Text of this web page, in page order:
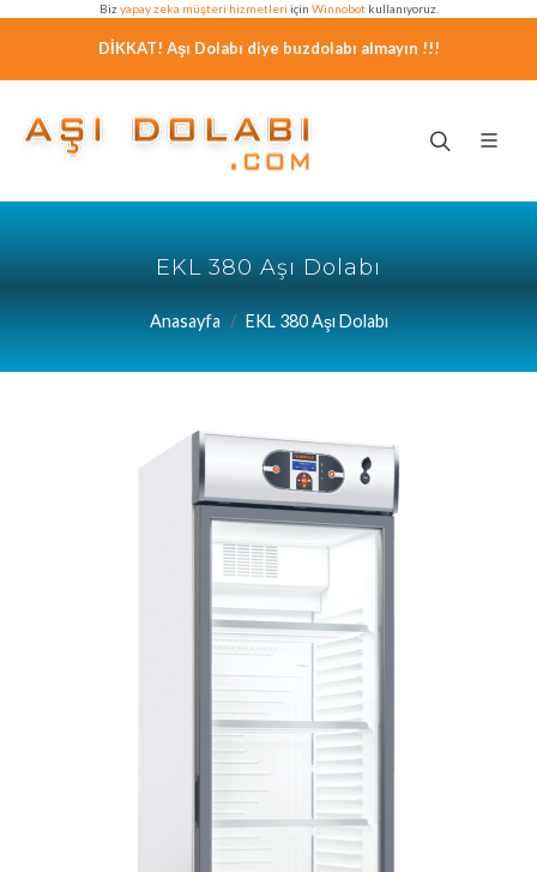
Bizyapay zeka müşteri hizmetleri için Winnobotkullanıyoruz.
DİKKAT! Aşı Dolabı diye buzdolabı almayın !!!
EKL 380 Aşı Dolabı
Anasayfa EKL 380 Aşı Dolabı